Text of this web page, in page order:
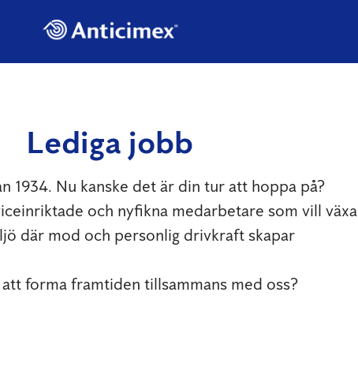
Lediga jobb
1934. Nu kanske det är din tur att hoppa på?
och nyfikna medarbetare som vill växa
där mod och personlig drivkraft skapar
forma framtiden tillsammans med oss?